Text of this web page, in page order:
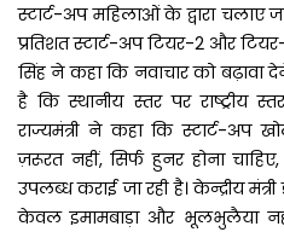
स्टार्ट-अप महिलाओं के द्वारा चलाए
प्रतिशत स्टार्ट-अप टियर-2 और
सिंह ने कहा कि नवाचार को बढ़ावा
है कि स्थानीय स्तर पर राष्ट्रीय
राज्यमंत्री ने कहा कि स्टार्ट-अप
ज़रूरत नहीं, सिर्फ हुनर होना चाहिए,
उपलब्ध कराई जा रही है। केन्द्रीय
केवल इमामबाड़ा और भूलभुलैया